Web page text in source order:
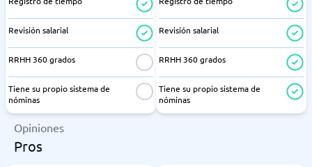
Revisión salarial
RRHH 360 grados
Tiene su propio sistema de
nóminas
Revisión salarial
RRHH 360 grados
Tiene su propio sistema de
nóminas
Opiniones
Pros